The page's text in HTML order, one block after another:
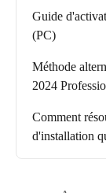
Guide
(PC)
Méthode
2024
Comment
d'installation